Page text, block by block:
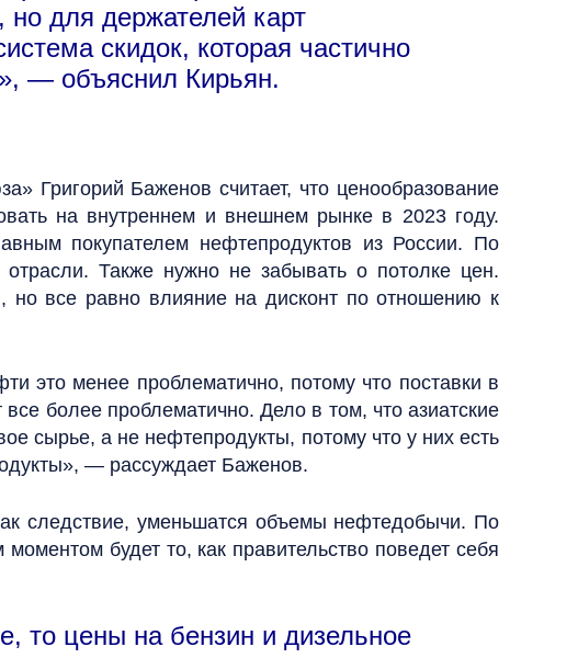
для держателей карт
скидок, которая частично
— объяснил Кирьян.
Григорий Баженов считает, что ценообразование
на внутреннем и внешнем рынке в 2023 году.
покупателем нефтепродуктов из России. По
Также нужно не забывать о потолке цен.
но все равно влияние на дисконт по отношению к
это менее проблематично, потому что поставки в
более проблематично. Дело в том, что азиатские
сырье, а не нефтепродукты, потому что у них есть
— рассуждает Баженов.
следствие, уменьшатся объемы нефтедобычи. По
будет то, как правительство поведет себя
то цены на бензин и дизельное